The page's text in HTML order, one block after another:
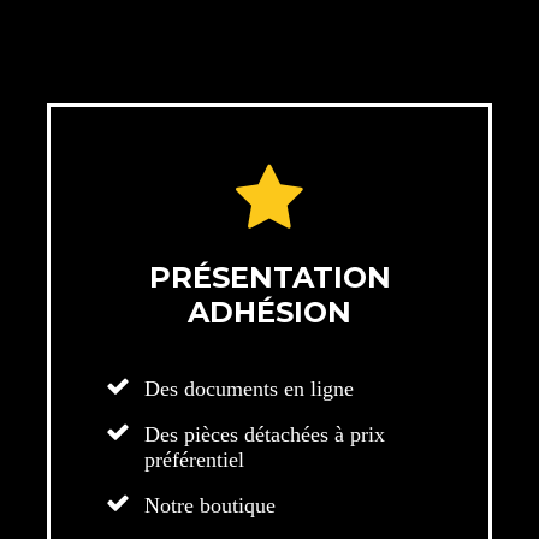
PRÉSENTATION
ADHÉSION
Des documents en ligne
Des pièces détachées à prix
préférentiel
Notre boutique